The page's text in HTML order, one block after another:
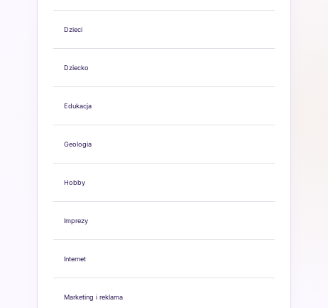
Dzieci
Dziecko
Edukacja
Geologia
Hobby
Imprezy
Internet
Marketing i reklama